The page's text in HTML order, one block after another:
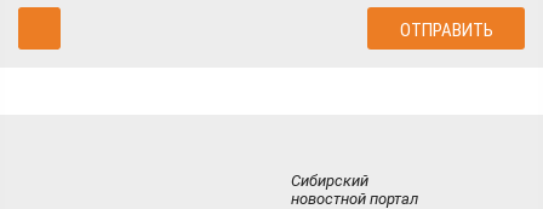
Сибирский
новостной портал